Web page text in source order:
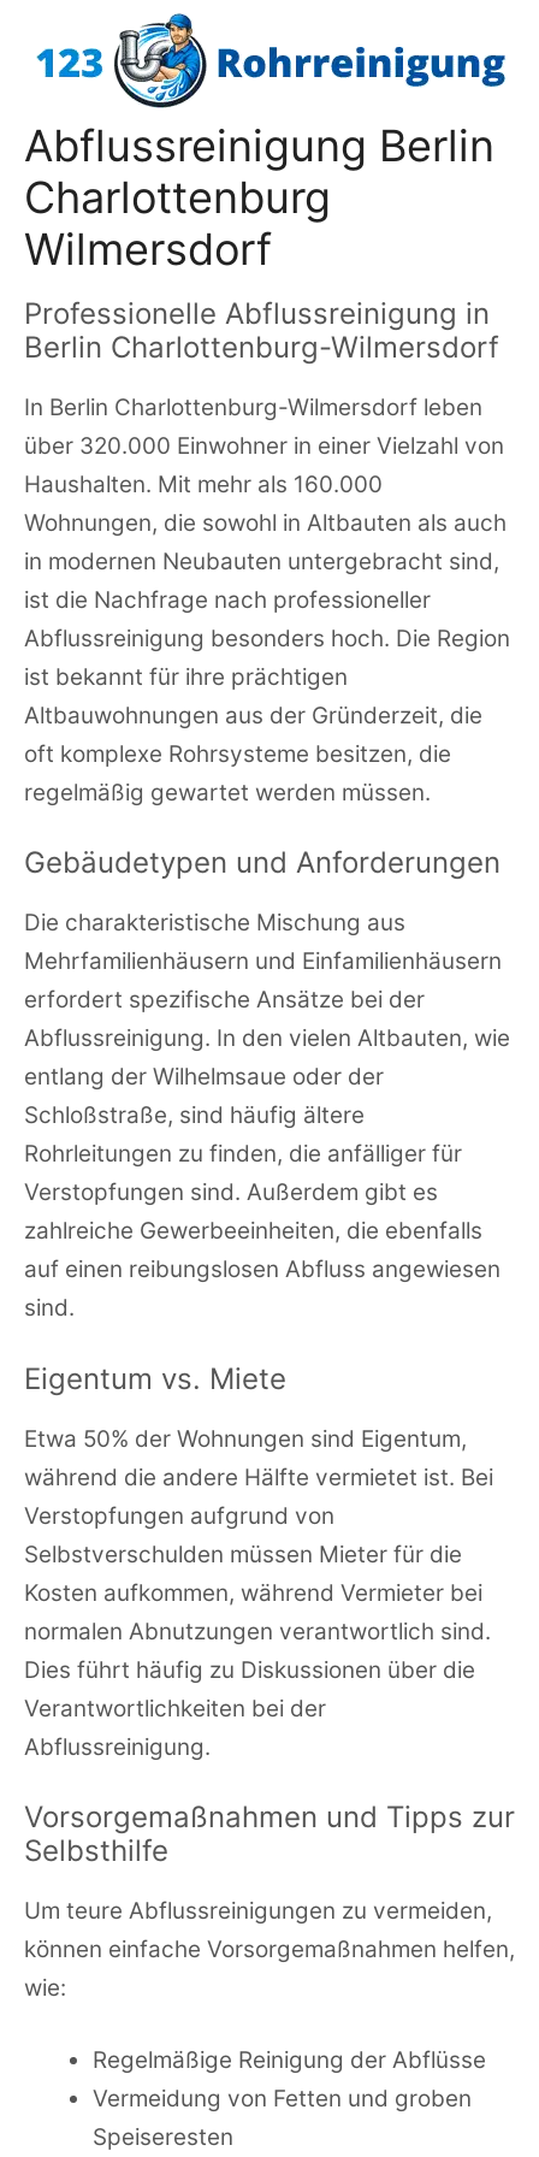
Inhalt
Abflussreinigung Berlin
Charlottenburg
Wilmersdorf
Professionelle Abflussreinigung in
Berlin Charlottenburg-Wilmersdorf
In Berlin Charlottenburg-Wilmersdorf leben
über 320.000 Einwohner in einer Vielzahl von
Haushalten. Mit mehr als 160.000
Wohnungen, die sowohl in Altbauten als auch
in modernen Neubauten untergebracht sind,
ist die Nachfrage nach professioneller
Abflussreinigung besonders hoch. Die Region
ist bekannt für ihre prächtigen
Altbauwohnungen aus der Gründerzeit, die
oft komplexe Rohrsysteme besitzen, die
regelmäßig gewartet werden müssen.
Gebäudetypen und Anforderungen
Die charakteristische Mischung aus
Mehrfamilienhäusern und Einfamilienhäusern
erfordert spezifische Ansätze bei der
Abflussreinigung. In den vielen Altbauten, wie
entlang der Wilhelmsaue oder der
Schloßstraße, sind häufig ältere
Rohrleitungen zu finden, die anfälliger für
Verstopfungen sind. Außerdem gibt es
zahlreiche Gewerbeeinheiten, die ebenfalls
auf einen reibungslosen Abfluss angewiesen
sind.
Eigentum vs. Miete
Etwa 50% der Wohnungen sind Eigentum,
während die andere Hälfte vermietet ist. Bei
Verstopfungen aufgrund von
Selbstverschulden müssen Mieter für die
Kosten aufkommen, während Vermieter bei
normalen Abnutzungen verantwortlich sind.
Dies führt häufig zu Diskussionen über die
Verantwortlichkeiten bei der
Abflussreinigung.
Vorsorgemaßnahmen und Tipps zur
Selbsthilfe
Um teure Abflussreinigungen zu vermeiden,
können einfache Vorsorgemaßnahmen helfen,
wie:
Regelmäßige Reinigung der Abflüsse
Vermeidung von Fetten und groben
Speiseresten